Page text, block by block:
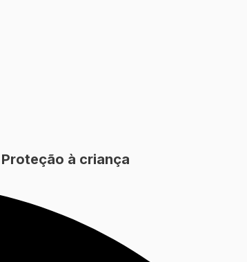
à criança